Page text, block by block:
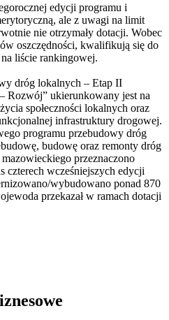
edycji programu i
ale z uwagi na limit
nie otrzymały dotacji. Wobec
oszczędności, kwalifikują się do
liście rankingowej.
dróg lokalnych – Etap II
Rozwój” ukierunkowany jest na
społeczności lokalnych oraz
infrastruktury drogowej.
programu przebudowy dróg
budowę oraz remonty dróg
przeznaczono
czterech wcześniejszych edycji
wybudowano ponad 870
przekazał w ramach dotacji